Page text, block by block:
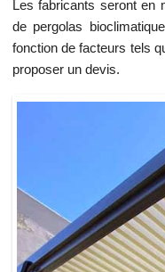
Les fabricants seront en
de pergolas
fonction de facteurs tels
proposer un devis.